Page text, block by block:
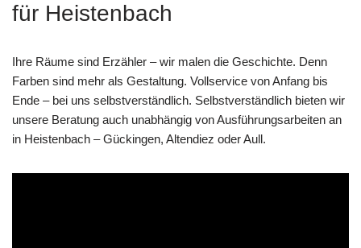
für Heistenbach
Ihre Räume sind Erzähler – wir malen die Geschichte. Denn
Farben sind mehr als Gestaltung. Vollservice von Anfang bis
Ende – bei uns selbstverständlich. Selbstverständlich bieten wir
unsere Beratung auch unabhängig von Ausführungsarbeiten an
in Heistenbach – Gückingen, Altendiez oder Aull.